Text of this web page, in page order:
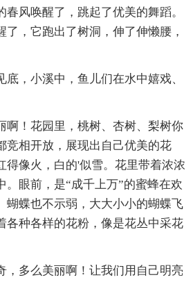
风唤醒了，跳起了优美的舞蹈。
了，它跑出了树洞，伸了伸懒腰，
底，小溪中，鱼儿们在水中嬉戏、
啊！花园里，桃树、杏树、梨树你
竞相开放，展现出自己优美的花
得像火，白的'似雪。花里带着浓浓
。眼前，是“成千上万”的蜜蜂在欢
蝴蝶也不示弱，大大小小的蝴蝶飞
各种各样的花粉，像是花丛中采花
，多么美丽啊！让我们用自己明亮